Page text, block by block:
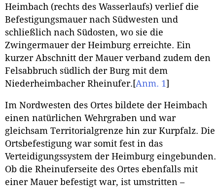
Heimbach (rechts des Wasserlaufs) verlief die
Befestigungsmauer nach Südwesten und
schließlich nach Südosten, wo sie die
Zwingermauer der Heimburg erreichte. Ein
kurzer Abschnitt der Mauer verband zudem den
Felsabbruch südlich der Burg mit dem
Niederheimbacher Rheinufer. [Anm. 1]
Im Nordwesten des Ortes bildete der Heimbach
einen natürlichen Wehrgraben und war
gleichsam Territorialgrenze hin zur Kurpfalz. Die
Ortsbefestigung war somit fest in das
Verteidigungssystem der Heimburg eingebunden.
Ob die Rheinuferseite des Ortes ebenfalls mit
einer Mauer befestigt war, ist umstritten –